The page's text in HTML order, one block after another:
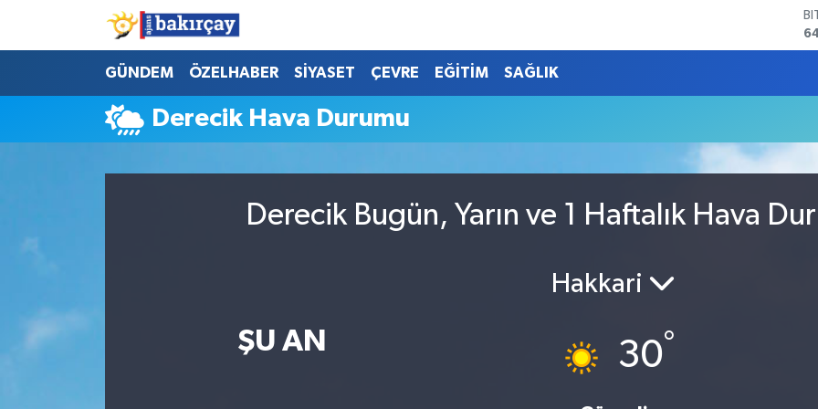
GÜNDEM ÖZELHABER SİYASET ÇEVRE EĞİTİM SAĞLIK
Derecik Hava Durumu
Derecik Bugün, Yarın ve 1 Haftalık Hava
ŞU AN
Hakkari
30°
İzmir Nöbetçi Eczaneler
İzmir Hava Durumu
İzmir Trafik Yoğunluk Haritası